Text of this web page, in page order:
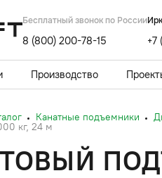
Бесплатный звонок по России
8 (800) 200-78-15 +7
Производство
Канатные подъемники
кг, 24 м